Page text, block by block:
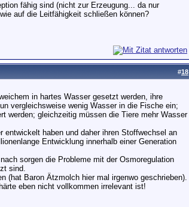
fähig sind (nicht zur Erzeugung... da nur
auf die Leitfähigkeit schließen können?
#18
in hartes Wasser gesetzt werden, ihre
vergleichsweise wenig Wasser in die Fische ein;
werden; gleichzeitig müssen die Tiere mehr Wasser
haben und daher ihren Stoffwechsel an
Entwicklung innerhalb einer Generation
sorgen die Probleme mit der Osmoregulation
sind.
(hat Baron Ätzmolch hier mal irgenwo geschrieben).
eben nicht vollkommen irrelevant ist!